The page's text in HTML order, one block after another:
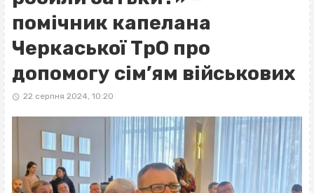
помічник капелана
Черкаської ТрО про
допомогу сім’ям військових
22 серпня 2024, 10:20